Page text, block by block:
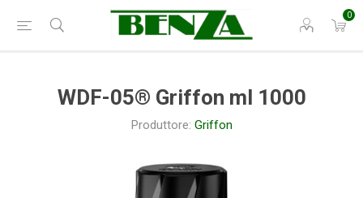
0
WDF-05® Griffon ml 1000
Produttore: Griffon